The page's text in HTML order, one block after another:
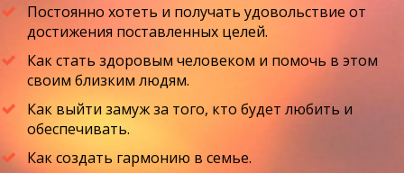
Постоянно хотеть и получать удовольствие от
достижения поставленных целей.
Как стать здоровым человеком и помочь в этом
своим близким людям.
Как выйти замуж за того, кто будет любить и
обеспечивать.
Как создать гармонию в семье.